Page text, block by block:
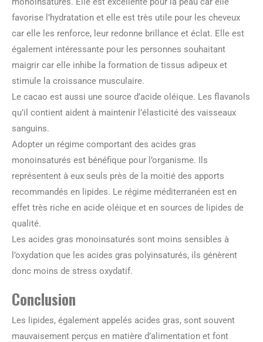
favorise l’hydratation et elle est très utile pour les cheveux
car elle les renforce, leur redonne brillance et éclat. Elle est
également intéressante pour les personnes souhaitant
maigrir car elle inhibe la formation de tissus adipeux et
stimule la croissance musculaire.
Le cacao est aussi une source d’acide oléique. Les flavanols
qu’il contient aident à maintenir l’élasticité des vaisseaux
sanguins.
Adopter un régime comportant des acides gras
monoinsaturés est bénéfique pour l’organisme. Ils
représentent à eux seuls près de la moitié des apports
recommandés en lipides. Le régime méditerranéen est en
effet très riche en acide oléique et en sources de lipides de
qualité.
Les acides gras monoinsaturés sont moins sensibles à
l’oxydation que les acides gras polyinsaturés, ils génèrent
donc moins de stress oxydatif.
Conclusion
Les lipides, également appelés acides gras, sont souvent
mauvaisement perçus en matière d’alimentation et font